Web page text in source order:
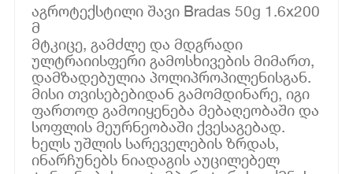
აგროტექსტილი შავი Bradas 50g 1.6x200
მ
მტკიცე, გამძლე და მდგრადი
ულტრაიისფერი გამოსხივების მიმართ,
დამზადებულია პოლიპროპილენისგან.
მისი თვისებებიდან გამომდინარე, იგი
ფართოდ გამოიყენება მებაღეობაში და
სოფლის მეურნეობაში ქვესაგებად.
ხელს უშლის სარეველების ზრდას,
ინარჩუნებს ნიადაგის აუცილებელ